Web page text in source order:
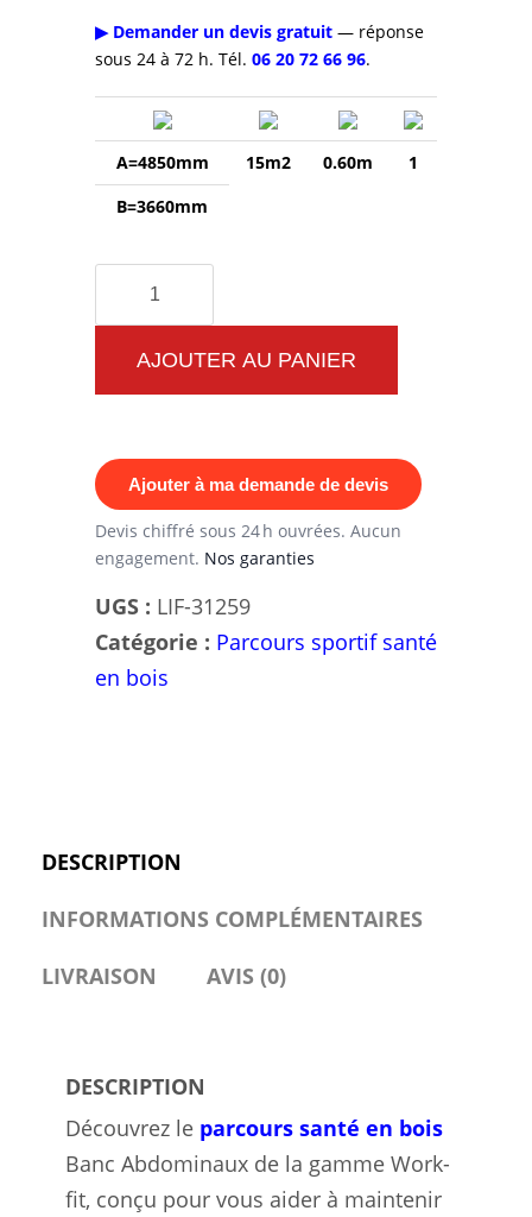
▶ Demander un devis gratuit — réponse
sous 24 à 72 h. Tél. 06 20 72 66 96.
A=4850mm 15m2 0.60m
1
B=3660mm
quantité
Parcours
bois
Banc
Abdominaux
-
Aire
de
Fitness
AJOUTER AU PANIER
Ajouter à ma demande de devis
Devis chiffré sous 24 h ouvrées. Aucun
engagement. Nos garanties
UGS : LIF-31259
Catégorie : Parcours sportif santé
en bois
DESCRIPTION
INFORMATIONS COMPLÉMENTAIRES
LIVRAISON
AVIS (0)
DESCRIPTION
Découvrez le parcours santé en bois
Banc Abdominaux de la gamme Work-
fit, conçu pour vous aider à maintenir